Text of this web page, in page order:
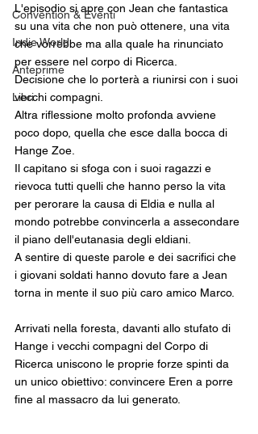
Convention & Eventi
Indie World
Anteprime
Libri
L'episodio si apre con Jean che fantastica
su una vita che non può ottenere, una vita
che vorrebbe ma alla quale ha rinunciato
per essere nel corpo di Ricerca.
Decisione che lo porterà a riunirsi con i suoi
vecchi compagni.
Altra riflessione molto profonda avviene
poco dopo, quella che esce dalla bocca di
Hange Zoe.
Il capitano si sfoga con i suoi ragazzi e
rievoca tutti quelli che hanno perso la vita
per perorare la causa di Eldia e nulla al
mondo potrebbe convincerla a assecondare
il piano dell'eutanasia degli eldiani.
A sentire di queste parole e dei sacrifici che
i giovani soldati hanno dovuto fare a Jean
torna in mente il suo più caro amico Marco.
Arrivati nella foresta, davanti allo stufato di
Hange i vecchi compagni del Corpo di
Ricerca uniscono le proprie forze spinti da
un unico obiettivo: convincere Eren a porre
fine al massacro da lui generato.